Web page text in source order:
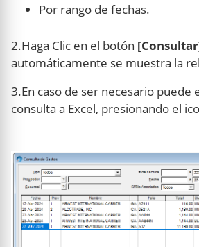
Por rango de fechas.
2.Haga Clic en el botón
automáticamente se muestra la
3.En caso de ser necesario puede
consulta a Excel, presionando el